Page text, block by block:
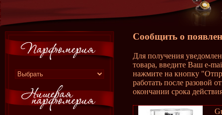
Сообщить о
Для получения
товара, введите Ваш e-
нажмите на кнопку
работать после разовой
окончании срока